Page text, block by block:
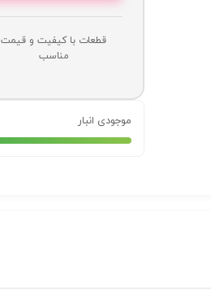
قطعات با کیفیت و قیمت
مناسب
موجودی انبار